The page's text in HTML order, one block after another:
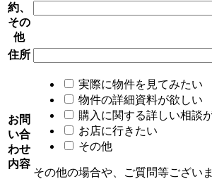
約、
その
他
住所
お問
い合
わせ
内容
実際に物件を見てみたい
物件の詳細資料が欲しい
購入に関する詳しい相談
お店に行きたい
その他
その他の場合や、ご質問等ござい